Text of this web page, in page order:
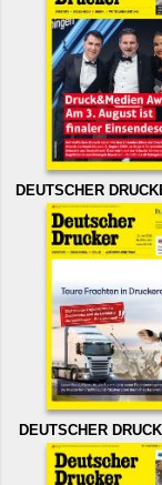
DEUTSCHER
DEUTSCHER